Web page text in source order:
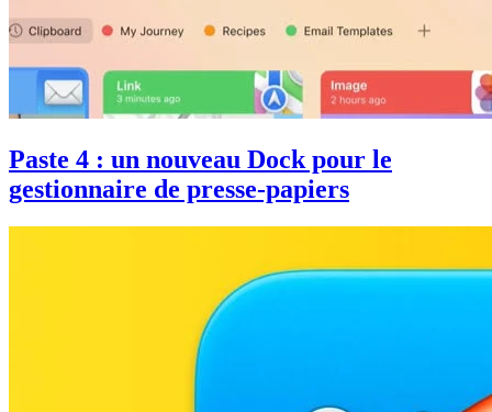
Paste 4 : un nouveau Dock pour le
gestionnaire de presse-papiers